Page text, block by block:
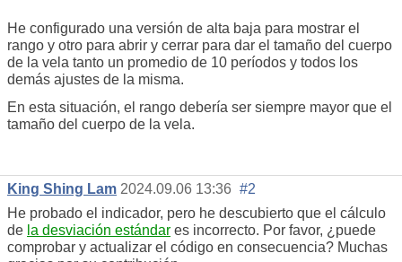
He configurado una versión de alta baja para mostrar el
rango y otro para abrir y cerrar para dar el tamaño del cuerpo
de la vela tanto un promedio de 10 períodos y todos los
demás ajustes de la misma.
En esta situación, el rango debería ser siempre mayor que el
tamaño del cuerpo de la vela.
King Shing Lam 2024.09.06 13:36 #2
He probado el indicador, pero he descubierto que el cálculo
de la desviación estándar es incorrecto. Por favor, ¿puede
comprobar y actualizar el código en consecuencia? Muchas